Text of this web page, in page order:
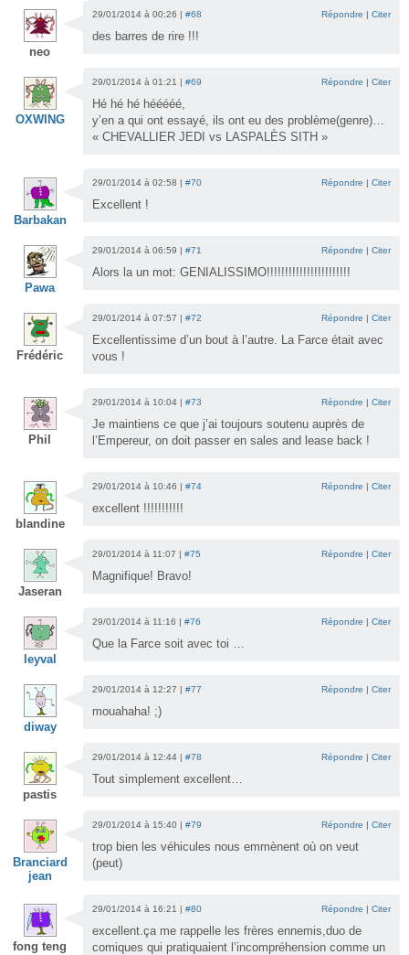
neo
29/01/2014 à 00:26 | #68 Répondre | Citer
des barres de rire !!!
OXWING
29/01/2014 à 01:21 | #69 Répondre | Citer
Hé hé hé hééééé,
y’en a qui ont essayé, ils ont eu des problème(genre)…
« CHEVALLIER JEDI vs LASPALÈS SITH »
Barbakan
29/01/2014 à 02:58 | #70 Répondre | Citer
Excellent !
Pawa
29/01/2014 à 06:59 | #71 Répondre | Citer
Alors la un mot: GENIALISSIMO!!!!!!!!!!!!!!!!!!!!!!!
Frédéric
29/01/2014 à 07:57 | #72 Répondre | Citer
Excellentissime d’un bout à l’autre. La Farce était avec
vous !
Phil
29/01/2014 à 10:04 | #73 Répondre | Citer
Je maintiens ce que j’ai toujours soutenu auprès de
l’Empereur, on doit passer en sales and lease back !
blandine
29/01/2014 à 10:46 | #74 Répondre | Citer
excellent !!!!!!!!!!!
Jaseran
29/01/2014 à 11:07 | #75 Répondre | Citer
Magnifique! Bravo!
leyval
29/01/2014 à 11:16 | #76 Répondre | Citer
Que la Farce soit avec toi …
diway
29/01/2014 à 12:27 | #77 Répondre | Citer
mouahaha! ;)
pastis
29/01/2014 à 12:44 | #78 Répondre | Citer
Tout simplement excellent…
Branciard
jean
29/01/2014 à 15:40 | #79 Répondre | Citer
trop bien les véhicules nous emmènent où on veut
(peut)
fong teng
29/01/2014 à 16:21 | #80 Répondre | Citer
excellent.ça me rappelle les frères ennemis,duo de
comiques qui pratiquaient l’incompréhension comme un